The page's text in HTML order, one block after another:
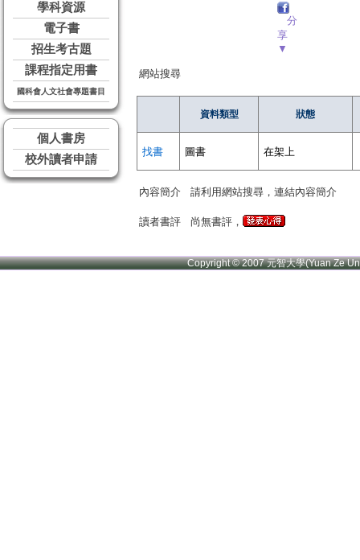
學科資源
電子書
招生考古題
課程指定用書
國科會人文社會專題書目
個人書房
校外讀者申請
分
享
▼
網站搜尋
資料類型 狀態
找書 圖書 在架上
內容簡介 請利用網站搜尋，連結內容簡介
讀者書評 尚無書評，
Copyright © 2007 元智大學(Yuan Ze